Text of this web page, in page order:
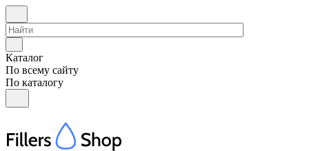
Каталог
По всему сайту
По каталогу